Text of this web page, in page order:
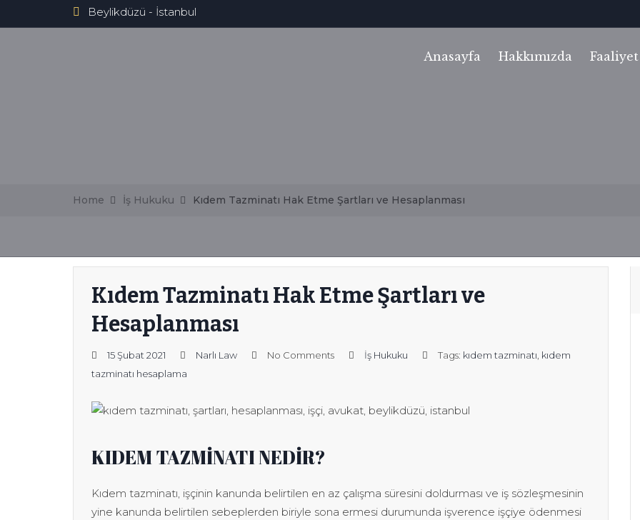
Beylikdüzü - İstanbul
Anasayfa Hakkımızda Faaliyet
Home İş Hukuku Kıdem Tazminatı Hak Etme Şartları ve Hesaplanması
Kıdem Tazminatı Hak Etme Şartları ve
Hesaplanması
15 Şubat 2021 Narlı Law No Comments İş Hukuku Tags: kıdem tazminatı, kıdem
tazminatı hesaplama
KIDEM TAZMİNATI NEDİR?
Kıdem tazminatı, işçinin kanunda belirtilen en az çalışma süresini doldurması ve iş sözleşmesinin
yine kanunda belirtilen sebeplerden biriyle sona ermesi durumunda işverence işçiye ödenmesi